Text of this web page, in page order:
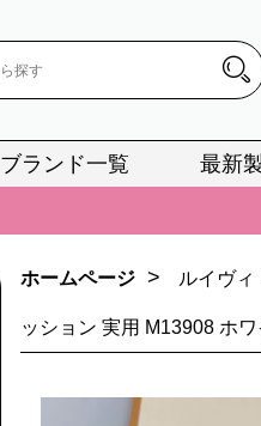
ブランド一覧 最新
📢 当店は正真正銘のn級ス
📢 新作入荷！ルイ・ヴィト
📢 当店は正真正銘のn級ス
新作入荷！ルイ・ヴィト
ホームページ > ルイヴィ
ッション 実用 M13908 ホワ